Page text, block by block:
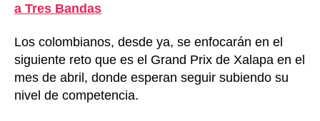
a Tres Bandas
Los colombianos, desde ya, se enfocarán en el
siguiente reto que es el Grand Prix de Xalapa en el
mes de abril, donde esperan seguir subiendo su
nivel de competencia.